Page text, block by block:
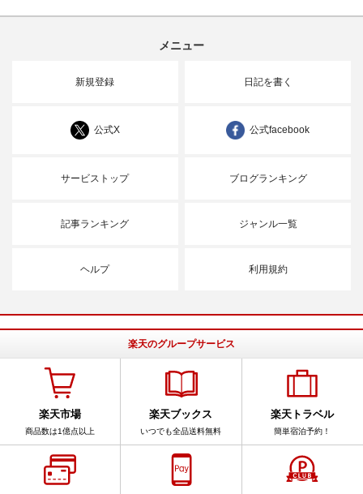
メニュー
新規登録 日記を書く
公式X 公式facebook
サービストップ ブログランキング
記事ランキング ジャンル一覧
ヘルプ 利用規約
楽天のグループサービス
楽天市場
商品数は1億点以上
楽天ブックス
いつでも全品送料無料
楽天トラベル
簡単宿泊予約！